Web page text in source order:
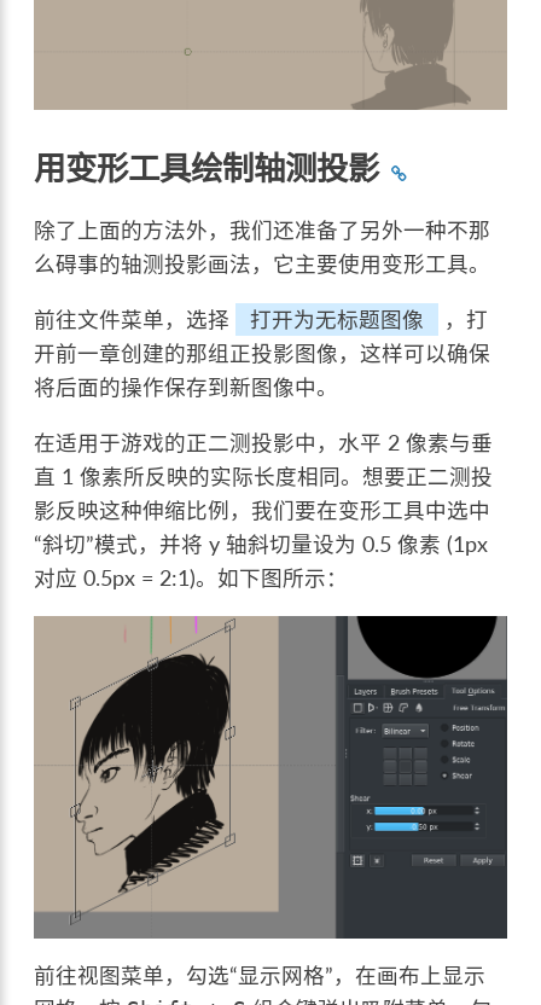
用变形工具绘制轴测投影
除了上面的方法外，我们还准备了另外一种不那
么碍事的轴测投影画法，它主要使用变形工具。
前往文件菜单，选择 打开为无标题图像
，打
开前一章创建的那组正投影图像，这样可以确保
将后面的操作保存到新图像中。
在适用于游戏的正二测投影中，水平 2 像素与垂
直 1 像素所反映的实际长度相同。想要正二测投
影反映这种伸缩比例，我们要在变形工具中选中
“斜切”模式，并将 y 轴斜切量设为 0.5 像素 (1px
对应 0.5px = 2:1)。如下图所示：
前往视图菜单，勾选“显示网格”，在画布上显示